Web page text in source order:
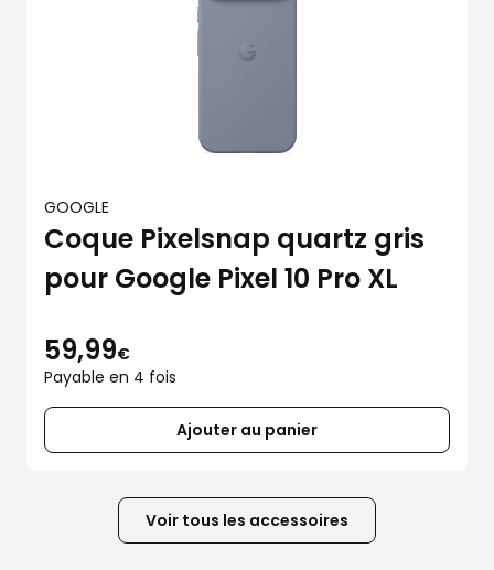
GOOGLE
Coque Pixelsnap quartz gris
pour Google Pixel 10 Pro XL
59,99€
Payable en 4 fois
Ajouter au panier
Voir tous les accessoires